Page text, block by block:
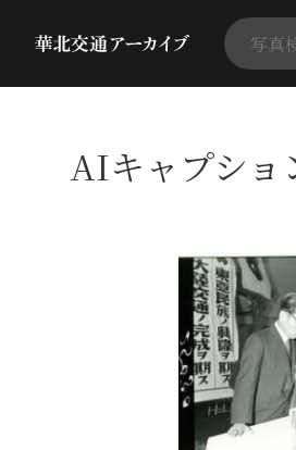
AIキャプショ